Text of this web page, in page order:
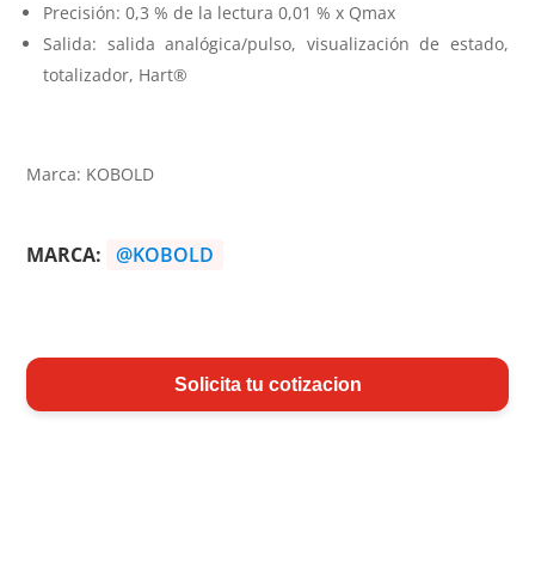
Precisión: 0,3 % de la lectura 0,01 % x Qmax
Salida: salida analógica/pulso, visualización de estado,
totalizador, Hart®
Marca: KOBOLD
MARCA: @KOBOLD
Solicita tu cotizacion